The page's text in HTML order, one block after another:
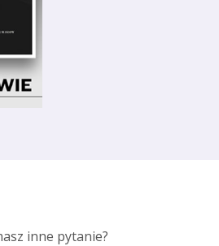
inne pytanie?